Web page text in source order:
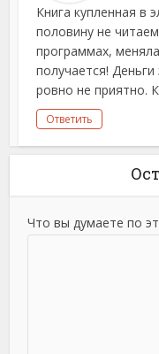
Книга купленная в
половину не
программах,
получается!
ровно не приятно.
Ответить
Что вы думаете по